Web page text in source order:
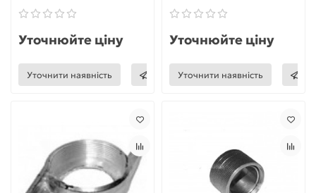
Уточнюйте ціну
Уточнити наявність
Уточнюйте ціну
Уточнити наявність